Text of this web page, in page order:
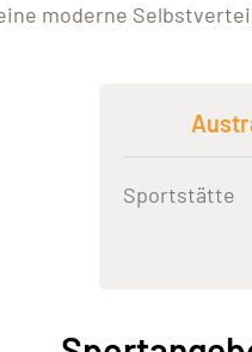
moderne
Sportstätte